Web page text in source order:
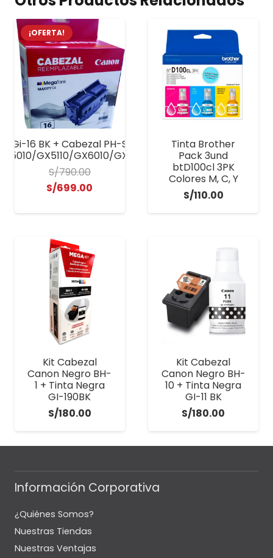
¡OFERTA!
Gi-16 BK + Cabezal PH-S Maxify GX
GX5110/GX6010/GX6110/GX7010/GX7110
S/790.00
El
era:
S/790.00.
S/699.00
S/699.00.
Tinta Brother
Pack 3und
btD100cl 3PK
Colores M, C, Y
S/110.00
Kit Cabezal
Canon Negro BH-
1 + Tinta Negra
GI-190BK
S/180.00
Kit Cabezal
Canon Negro BH-
10 + Tinta Negra
GI-11 BK
S/180.00
Información Corporativa
¿Quiénes Somos?
Nuestras Tiendas
Nuestras Ventajas